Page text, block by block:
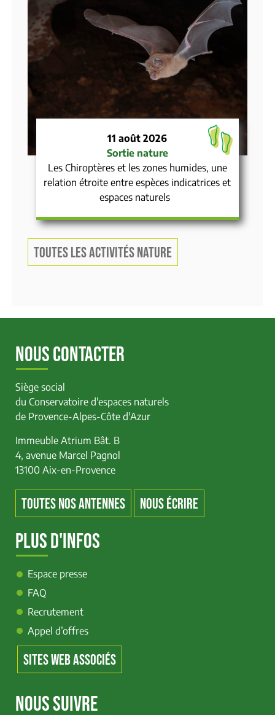
11 août 2026
Sortie nature
Les Chiroptères et les zones humides, une
relation étroite entre espèces indicatrices et
espaces naturels
TOUTES LES ACTIVITÉS NATURE
NOUS CONTACTER
Siège social
du Conservatoire d'espaces naturels
de Provence-Alpes-Côte d'Azur
Immeuble Atrium Bât. B
4, avenue Marcel Pagnol
13100 Aix-en-Provence
TOUTES NOS ANTENNES NOUS ÉCRIRE
PLUS D'INFOS
Espace presse
FAQ
Recrutement
Appel d’offres
SITES WEB ASSOCIÉS
NOUS SUIVRE